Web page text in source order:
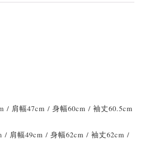
/ 肩幅47cm / 身幅60cm / 袖丈60.5cm
/ 肩幅49cm / 身幅62cm / 袖丈62cm /